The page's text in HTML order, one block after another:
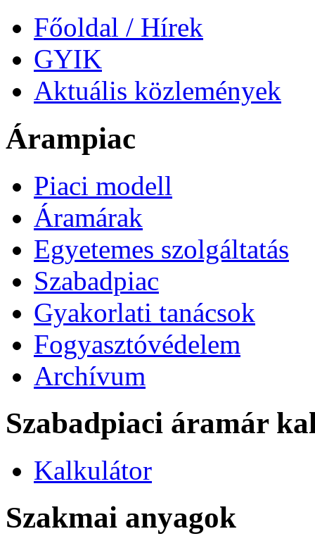
Főoldal / Hírek
GYIK
Aktuális közlemények
Árampiac
Piaci modell
Áramárak
Egyetemes szolgáltatás
Szabadpiac
Gyakorlati tanácsok
Fogyasztóvédelem
Archívum
Szabadpiaci áramár
Kalkulátor
Szakmai anyagok